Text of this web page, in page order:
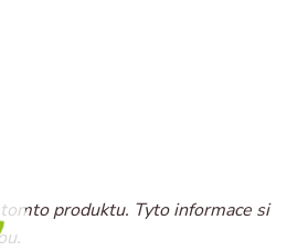
produktu. Tyto informace si